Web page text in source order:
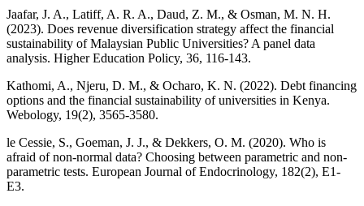
Jaafar, J. A., Latiff, A. R. A., Daud, Z. M., & Osman, M. N. H.
(2023). Does revenue diversification strategy affect the financial
sustainability of Malaysian Public Universities? A panel data
analysis. Higher Education Policy, 36, 116-143.
Kathomi, A., Njeru, D. M., & Ocharo, K. N. (2022). Debt financing
options and the financial sustainability of universities in Kenya.
Webology, 19(2), 3565-3580.
le Cessie, S., Goeman, J. J., & Dekkers, O. M. (2020). Who is
afraid of non-normal data? Choosing between parametric and non-
parametric tests. European Journal of Endocrinology, 182(2), E1-
E3.